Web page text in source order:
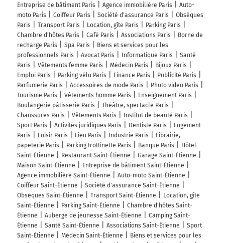
Entreprise de bâtiment Paris
Agence immobilière Paris
Auto-
moto Paris
Coiffeur Paris Société d'assurance Paris
Obsèques
Paris
Transport Paris Location, gîte Paris
Parking Paris
Chambre d'hôtes Paris
Café Paris Associations Paris
Borne de
recharge Paris
Spa Paris
Biens et services pour les
professionnels Paris
Avocat Paris Informatique Paris
Santé
Paris
Vêtements femme Paris Médecin Paris
Bijoux Paris
Emploi Paris
Parking vélo Paris Finance Paris
Publicité Paris
Parfumerie Paris
Accessoires de mode Paris
Photo video Paris
Tourisme Paris
Vêtements homme Paris
Enseignement Paris
Boulangerie pâtisserie Paris
Théâtre, spectacle Paris
Chaussures Paris
Vêtements Paris
Institut de beauté Paris
Sport Paris
Activités juridiques Paris Dentiste Paris
Logement
Paris
Loisir Paris Lieu Paris Industrie Paris
Librairie,
papeterie Paris
Parking trottinette Paris Banque Paris
Hôtel
Saint-Étienne
Restaurant Saint-Étienne
Garage Saint-Étienne
Maison Saint-Étienne
Entreprise de bâtiment Saint-Étienne
Agence immobilière Saint-Étienne
Auto-moto Saint-Étienne
Coiffeur Saint-Étienne
Société d'assurance Saint-Étienne
Obsèques Saint-Étienne
Transport Saint-Étienne
Location, gîte
Saint-Étienne
Parking Saint-Étienne
Chambre d'hôtes Saint-
Étienne
Auberge de jeunesse Saint-Étienne
Camping Saint-
Étienne
Santé Saint-Étienne Associations Saint-Étienne
Sport
Saint-Étienne
Médecin Saint-Étienne
Biens et services pour les